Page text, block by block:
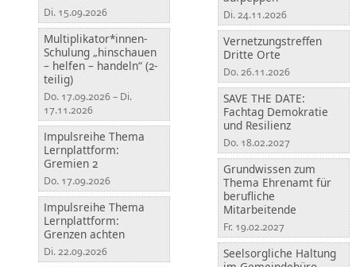
Di. 15.09.2026
Multiplikator*innen-
Schulung „hinschauen
– helfen – handeln“ (2-
teilig)
Do. 17.09.2026 – Di.
17.11.2026
Impulsreihe Thema
Lernplattform:
Gremien 2
Do. 17.09.2026
Impulsreihe Thema
Lernplattform:
Grenzen achten
Di. 22.09.2026
Di. 24.11.2026
Vernetzungstreffen
Dritte Orte
Do. 26.11.2026
SAVE THE DATE:
Fachtag Demokratie
und Resilienz
Do. 18.02.2027
Grundwissen zum
Thema Ehrenamt für
berufliche
Mitarbeitende
Fr. 19.02.2027
Seelsorgliche Haltung